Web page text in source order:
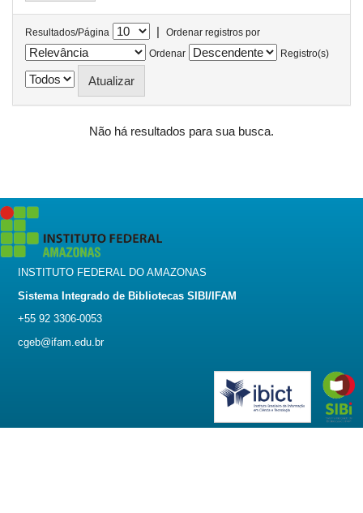
Resultados/Página |
Ordenar registros por
Ordenar
Registro(s)
Não há resultados para sua busca.
INSTITUTO FEDERAL DO AMAZONAS
Sistema Integrado de Bibliotecas SIBI/IFAM
+55 92 3306-0053
cgeb@ifam.edu.br